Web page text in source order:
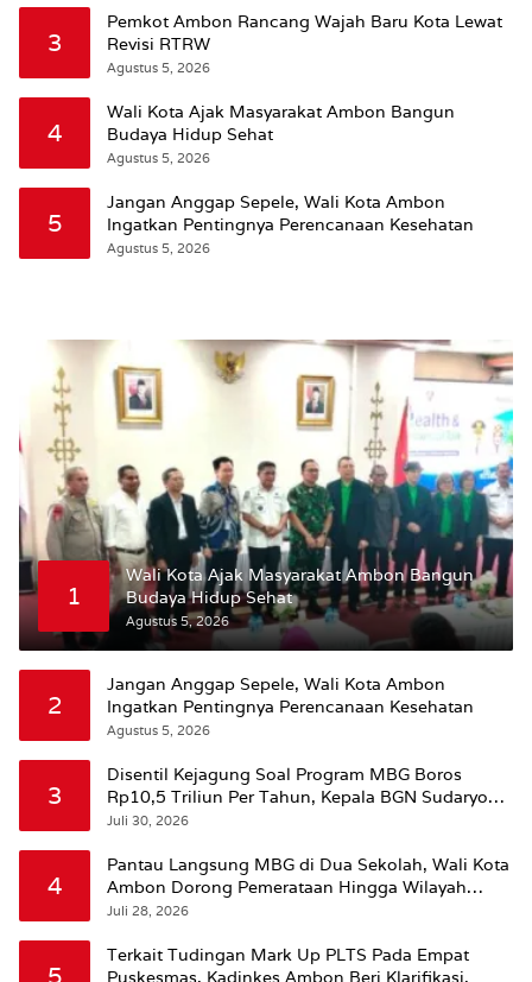
3
Pemkot Ambon Rancang Wajah Baru Kota Lewat
Revisi RTRW
Agustus 5, 2026
4
Wali Kota Ajak Masyarakat Ambon Bangun
Budaya Hidup Sehat
Agustus 5, 2026
5
Jangan Anggap Sepele, Wali Kota Ambon
Ingatkan Pentingnya Perencanaan Kesehatan
Agustus 5, 2026
1
Wali Kota Ajak Masyarakat Ambon Bangun
Budaya Hidup Sehat
Agustus 5, 2026
2
Jangan Anggap Sepele, Wali Kota Ambon
Ingatkan Pentingnya Perencanaan Kesehatan
Agustus 5, 2026
3
Disentil Kejagung Soal Program MBG Boros
Rp10,5 Triliun Per Tahun, Kepala BGN Sudaryono
Beri Penjelasan
Juli 30, 2026
4
Pantau Langsung MBG di Dua Sekolah, Wali Kota
Ambon Dorong Pemerataan Hingga Wilayah
Leitimur Selatan
Juli 28, 2026
Terkait Tudingan Mark Up PLTS Pada Empat
Puskesmas, Kadinkes Ambon Beri Klarifikasi.